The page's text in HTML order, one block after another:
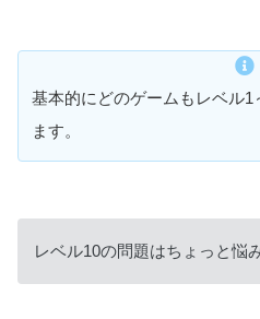
基本的にどのゲームもレベル1
ます。
レベル10の問題はちょっと悩